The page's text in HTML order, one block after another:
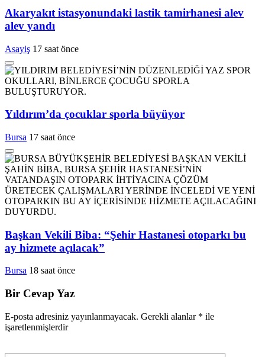
Akaryakıt istasyonundaki lastik tamirhanesi alev
alev yandı
Asayiş 17 saat önce
Yıldırım’da çocuklar sporla büyüyor
Bursa 17 saat önce
Başkan Vekili Biba: “Şehir Hastanesi otoparkı bu
ay hizmete açılacak”
Bursa 18 saat önce
Bir Cevap Yaz
E-posta adresiniz yayınlanmayacak. Gerekli alanlar * ile
işaretlenmişlerdir